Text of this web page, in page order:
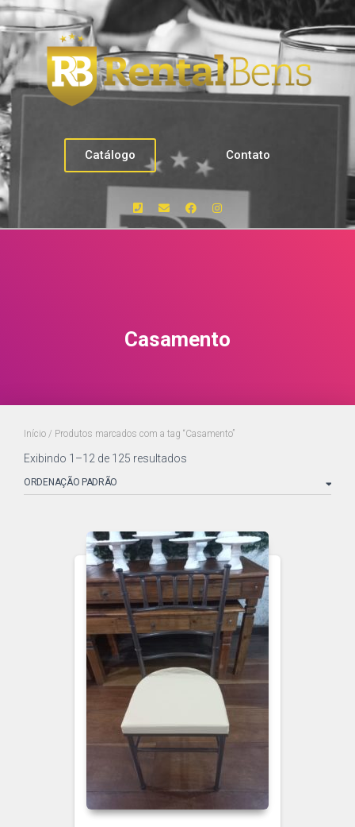
Catálogo Contato
Casamento
Início / Produtos marcados com a tag “Casamento”
Exibindo 1–12 de 125 resultados